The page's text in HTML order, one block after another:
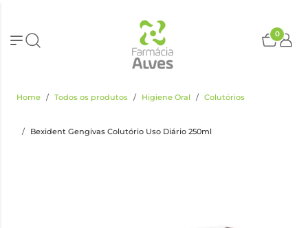
0
Home Todos os produtos Higiene Oral Colutórios
Bexident Gengivas Colutório Uso Diário 250ml